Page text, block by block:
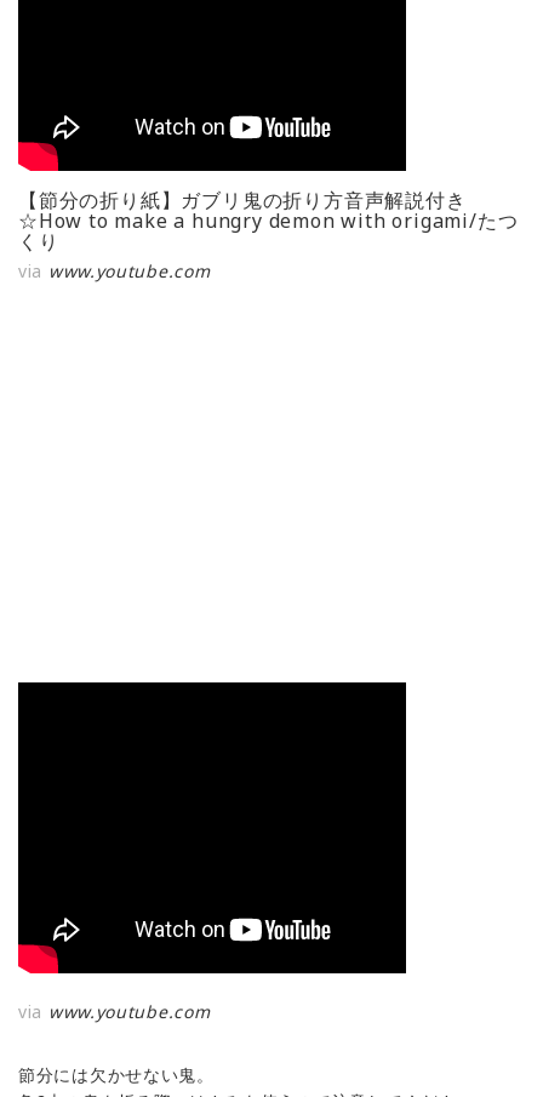
【節分の折り紙】ガブリ鬼の折り方音声解説付き
☆How to make a hungry demon with origami/たつ
くり
via www.youtube.com
via www.youtube.com
節分には欠かせない鬼。